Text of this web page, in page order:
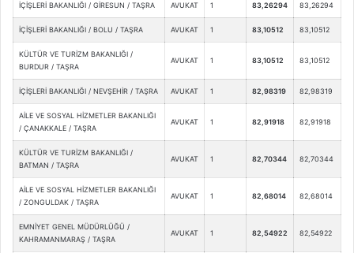
İÇİŞLERİ BAKANLIĞI / GİRESUN / TAŞRA AVUKAT 1 83,26294 83,26294
İÇİŞLERİ BAKANLIĞI / BOLU / TAŞRA AVUKAT 1 83,10512 83,10512
KÜLTÜR VE TURİZM BAKANLIĞI /
BURDUR / TAŞRA
AVUKAT 1 83,10512 83,10512
İÇİŞLERİ BAKANLIĞI / NEVŞEHİR / TAŞRA AVUKAT 1 82,98319 82,98319
AİLE VE SOSYAL HİZMETLER BAKANLIĞI
/ ÇANAKKALE / TAŞRA
AVUKAT 1 82,91918 82,91918
KÜLTÜR VE TURİZM BAKANLIĞI /
BATMAN / TAŞRA
AVUKAT 1 82,70344 82,70344
AİLE VE SOSYAL HİZMETLER BAKANLIĞI
/ ZONGULDAK / TAŞRA
AVUKAT 1 82,68014 82,68014
EMNİYET GENEL MÜDÜRLÜĞÜ /
KAHRAMANMARAŞ / TAŞRA
AVUKAT 1 82,54922 82,54922